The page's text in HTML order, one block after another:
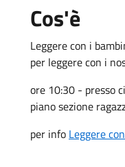
Cos'è
Leggere con i
per leggere con i
ore 10:30 - presso
piano sezione
per info Leggere